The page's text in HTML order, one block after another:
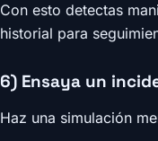
Con esto detectas
historial para
6) Ensaya un
Haz una simulación